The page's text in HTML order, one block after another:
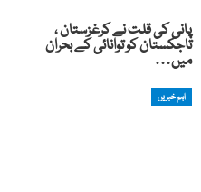
پانی کی قلت نے کرغزستان ،
تاجکستان کو توانائی کے بحران
میں…
اہم خبریں